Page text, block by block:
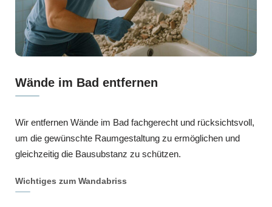
Wände im Bad entfernen
Wir entfernen Wände im Bad fachgerecht und rücksichtsvoll,
um die gewünschte Raumgestaltung zu ermöglichen und
gleichzeitig die Bausubstanz zu schützen.
Wichtiges zum Wandabriss